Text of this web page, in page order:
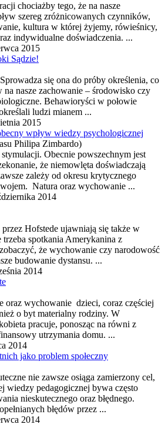
chociażby tego, że na nasze
szereg zróżnicowanych czynników,
, kultura w której żyjemy, rówieśnicy,
indywidualne doświadczenia. ...
2015
Sądzie!
się ona do próby określenia, co
na nasze zachowanie – środowisko czy
Behawioryści w połowie
ludzi mianem ...
2015
wpływ wiedzy psychologicznej
Philipa Zimbardo)
Obecnie powszechnym jest
że niemowlęta doświadczają
zależy od okresu krytycznego
Natura oraz wychowanie ...
2014
Hofstede ujawniają się także w
trzeba spotkania Amerykanina z
że wychowanie czy narodowość
budowanie dystansu. ...
2014
oraz wychowanie dzieci, coraz częściej
o byt materialny rodziny. W
pracuje, ponosząc na równi z
utrzymania domu. ...
2014
jako problem społeczny
nie zawsze osiąga zamierzony cel,
wiedzy pedagogicznej bywa często
nieskutecznego oraz błędnego.
błędów przez ...
2014